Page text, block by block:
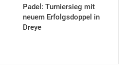
Padel: Turniersieg mit
neuem Erfolgsdoppel in
Dreye